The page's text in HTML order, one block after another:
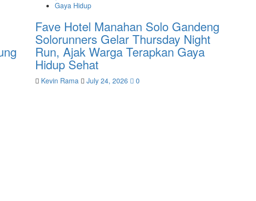
Gaya Hidup
Fave Hotel Manahan Solo Gandeng
Solorunners Gelar Thursday Night
Run, Ajak Warga Terapkan Gaya
Hidup Sehat
Kevin Rama July 24, 2026 0